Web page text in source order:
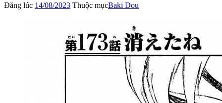
Đăng lúc 14/08/2023 Thuộc mụcBaki Dou